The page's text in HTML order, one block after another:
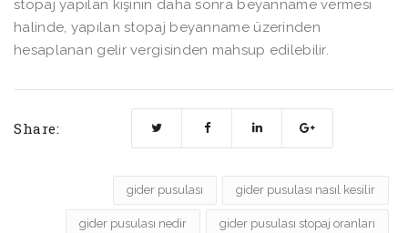
stopaj yapılan kişinin daha sonra beyanname vermesi
halinde, yapılan stopaj beyanname üzerinden
hesaplanan gelir vergisinden mahsup edilebilir.
Share:
gider pusulası gider pusulası nasıl kesilir
gider pusulası nedir gider pusulası stopaj oranları